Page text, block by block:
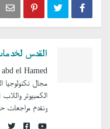
القدس
مجال
ونقدم مراجعات